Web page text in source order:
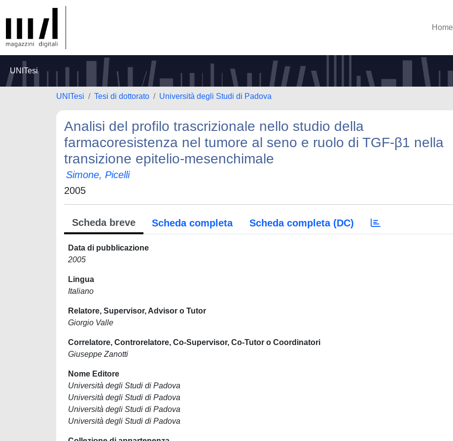
Home
UNITesi
UNITesi Tesi di dottorato Università degli Studi di Padova
Analisi del profilo trascrizionale nello studio della
farmacoresistenza nel tumore al seno e ruolo di TGF-β1 nella
transizione epitelio-mesenchimale
Simone, Picelli
2005
Scheda breve Scheda completa Scheda completa (DC)
Data di pubblicazione
2005
Lingua
Italiano
Relatore, Supervisor, Advisor o Tutor
Giorgio Valle
Correlatore, Controrelatore, Co-Supervisor, Co-Tutor o Coordinatori
Giuseppe Zanotti
Nome Editore
Università degli Studi di Padova
Università degli Studi di Padova
Università degli Studi di Padova
Università degli Studi di Padova